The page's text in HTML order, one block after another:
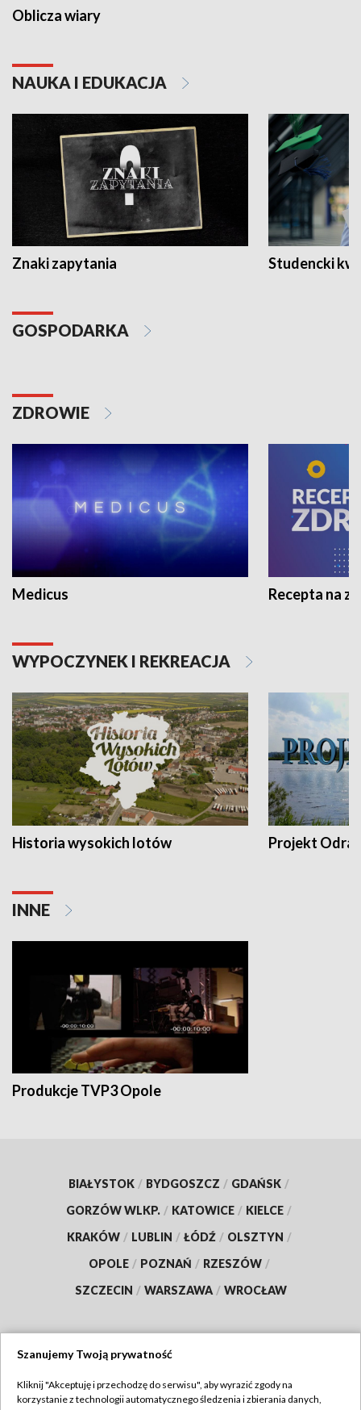
Oblicza wiary
NAUKA I EDUKACJA
Znaki zapytania Studencki
GOSPODARKA
ZDROWIE
Medicus Recepta na
WYPOCZYNEK I REKREACJA
Historia wysokich lotów Projekt Odra
INNE
Produkcje TVP3 Opole
BIAŁYSTOK / BYDGOSZCZ / GDAŃSK /
GORZÓW WLKP. / KATOWICE / KIELCE /
KRAKÓW / LUBLIN / ŁÓDŹ / OLSZTYN /
OPOLE / POZNAŃ / RZESZÓW /
SZCZECIN / WARSZAWA / WROCŁAW
TVP
Szanujemy Twoją prywatność
Kliknij "Akceptuję i przechodzę do serwisu", aby wyrazić zgody na
korzystanie z technologii automatycznego śledzenia i zbierania danych,